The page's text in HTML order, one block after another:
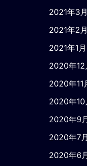
2021年3月
2021年2月
2021年1月
2020年12
2020年11
2020年10
2020年9
2020年7月
2020年6